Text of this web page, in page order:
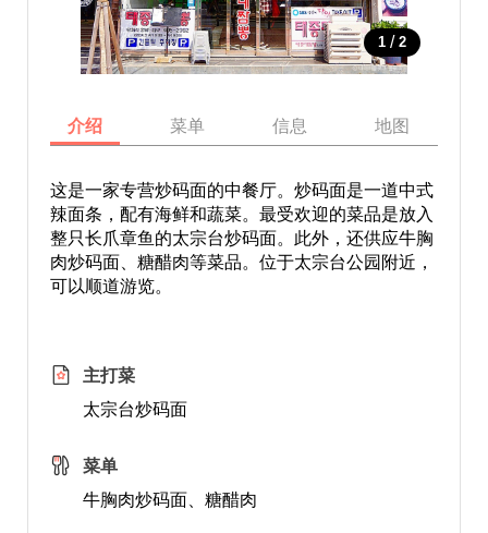
1 / 2
介绍 菜单 信息 地图
这是一家专营炒码面的中餐厅。炒码面是一道中式
辣面条，配有海鲜和蔬菜。最受欢迎的菜品是放入
整只长爪章鱼的太宗台炒码面。此外，还供应牛胸
肉炒码面、糖醋肉等菜品。位于太宗台公园附近，
可以顺道游览。
主打菜
太宗台炒码面
菜单
牛胸肉炒码面、糖醋肉